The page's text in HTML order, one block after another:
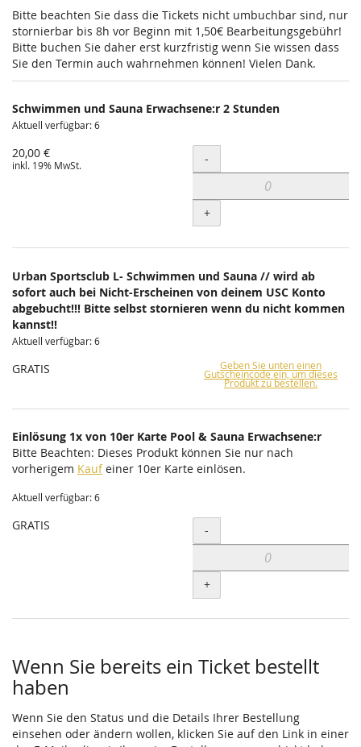
Bitte beachten Sie dass die Tickets nicht umbuchbar sind, nur
stornierbar bis 8h vor Beginn mit 1,50€ Bearbeitungsgebühr!
Bitte buchen Sie daher erst kurzfristig wenn Sie wissen dass
Sie den Termin auch wahrnehmen können! Vielen Dank.
Schwimmen und Sauna Erwachsene:r 2 Stunden
Aktuell verfügbar: 6
20,00 €
inkl. 19% MwSt. Menge
-
+
Urban Sportsclub L- Schwimmen und Sauna // wird ab
sofort auch bei Nicht-Erscheinen von deinem USC Konto
abgebucht!!! Bitte selbst stornieren wenn du nicht kommen
kannst!!
Aktuell verfügbar: 6
GRATIS Geben Sie unten einen
Gutscheincode ein, um dieses
Produkt zu bestellen.
Einlösung 1x von 10er Karte Pool & Sauna Erwachsene:r
Bitte Beachten: Dieses Produkt können Sie nur nach
vorherigem Kaufeiner 10er Karte einlösen.
Aktuell verfügbar: 6
GRATIS Menge
-
+
Wenn Sie bereits ein Ticket bestellt
haben
Wenn Sie den Status und die Details Ihrer Bestellung
einsehen oder ändern wollen, klicken Sie auf den Link in einer